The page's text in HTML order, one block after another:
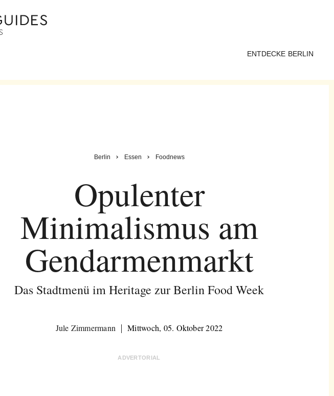
ENTDECKE BERLIN
Berlin Essen Foodnews
Opulenter
Minimalismus am
Gendarmenmarkt
Das Stadtmenü im Heritage zur Berlin Food Week
Jule Zimmermann Mittwoch, 05. Oktober 2022
ADVERTORIAL